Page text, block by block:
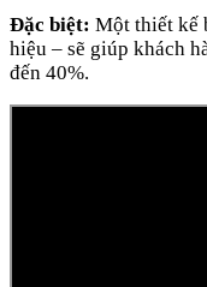
Đặc biệt: Một thiết kế
hiệu – sẽ giúp khách
đến 40%.